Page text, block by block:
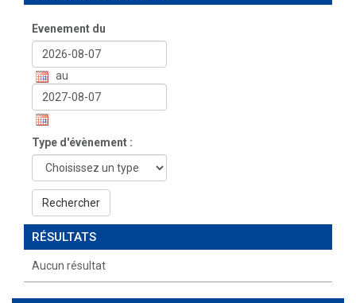
Evenement du
au
Type d'évènement :
Rechercher
RÉSULTATS
Aucun résultat